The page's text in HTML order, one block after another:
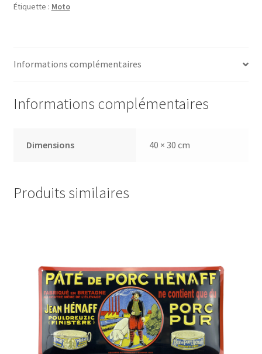
Étiquette : Moto
Informations complémentaires
Informations complémentaires
Dimensions 40 × 30 cm
Produits similaires